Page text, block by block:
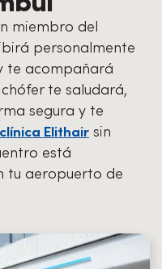
miembro del
personalmente
te acompañará
te saludará,
segura y te
clínica Elithair sin
está
tu aeropuerto de